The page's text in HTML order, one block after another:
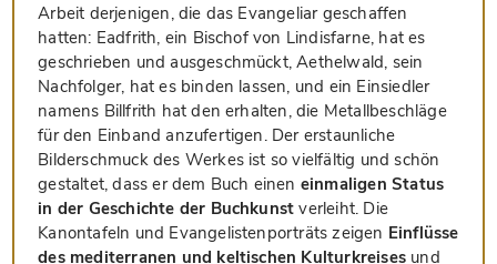
Arbeit derjenigen, die das Evangeliar geschaffen
hatten: Eadfrith, ein Bischof von Lindisfarne, hat es
geschrieben und ausgeschmückt, Aethelwald, sein
Nachfolger, hat es binden lassen, und ein Einsiedler
namens Billfrith hat den erhalten, die Metallbeschläge
für den Einband anzufertigen. Der erstaunliche
Bilderschmuck des Werkes ist so vielfältig und schön
gestaltet, dass er dem Buch einen einmaligen Status
in der Geschichte der Buchkunst verleiht. Die
Kanontafeln und Evangelistenporträts zeigen Einflüsse
des mediterranen und keltischen Kulturkreisesund